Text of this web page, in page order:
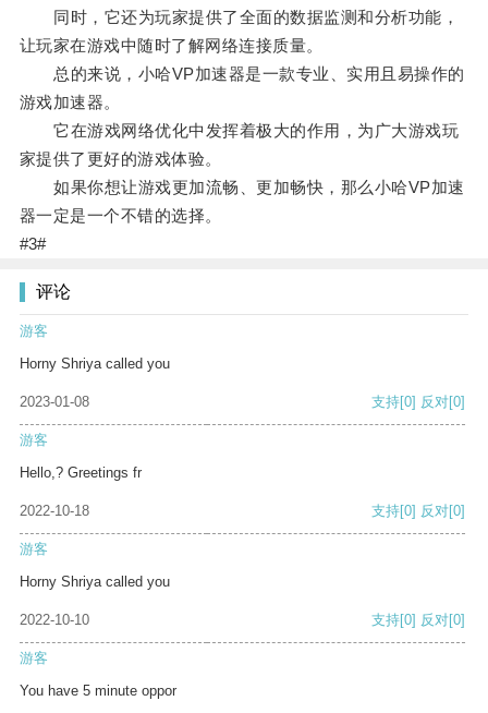
同时，它还为玩家提供了全面的数据监测和分析功能，
让玩家在游戏中随时了解网络连接质量。
总的来说，小哈VP加速器是一款专业、实用且易操作的
游戏加速器。
它在游戏网络优化中发挥着极大的作用，为广大游戏玩
家提供了更好的游戏体验。
如果你想让游戏更加流畅、更加畅快，那么小哈VP加速
器一定是一个不错的选择。
#3#
评论
游客
Horny Shriya called you
2023-01-08 支持[0] 反对[0]
游客
Hello,? Greetings fr
2022-10-18 支持[0] 反对[0]
游客
Horny Shriya called you
2022-10-10 支持[0] 反对[0]
游客
You have 5 minute oppor